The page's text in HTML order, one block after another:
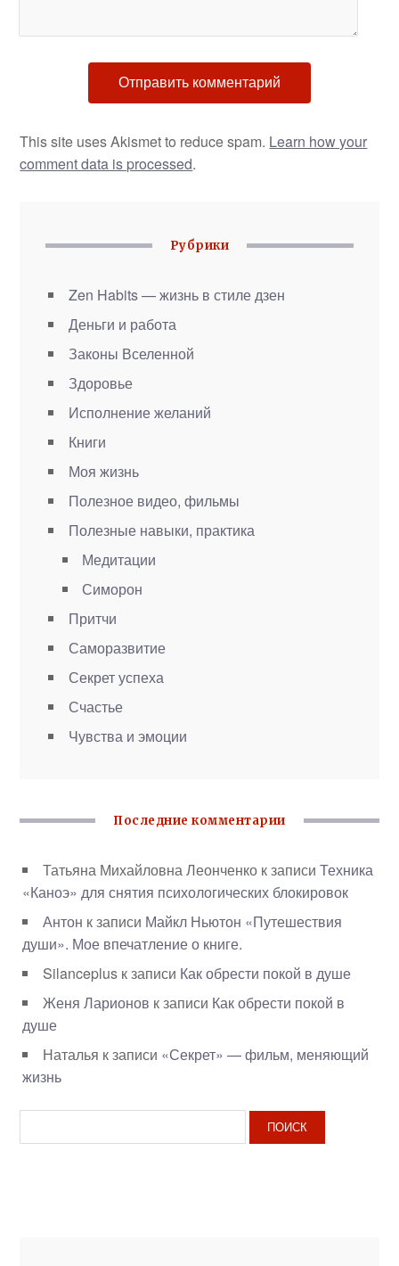
This site uses Akismet to reduce spam. Learn how your
comment data is processed.
Рубрики
Zen Habits — жизнь в стиле дзен
Деньги и работа
Законы Вселенной
Здоровье
Исполнение желаний
Книги
Моя жизнь
Полезное видео, фильмы
Полезные навыки, практика
Медитации
Симорон
Притчи
Саморазвитие
Секрет успеха
Счастье
Чувства и эмоции
Последние комментарии
Татьяна Михайловна Леонченко к записиТехника
«Каноэ» для снятия психологических блокировок
Антон к записи Майкл Ньютон «Путешествия
души». Мое впечатление о книге.
Silanceplus к записи Как обрести покой в душе
Женя Ларионов к записи Как обрести покой в
душе
Наталья к записи «Секрет» — фильм, меняющий
жизнь